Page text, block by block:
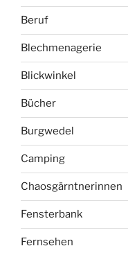
Beruf
Blechmenagerie
Blickwinkel
Bücher
Burgwedel
Camping
Chaosgärntnerinnen
Fensterbank
Fernsehen